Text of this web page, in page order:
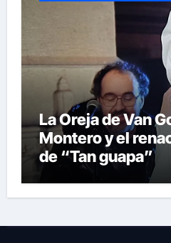
La Oreja de Van
Montero y el
de “Tan guapa”